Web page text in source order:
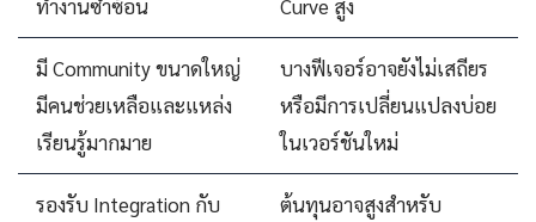
ทำงานซ้ำซ้อน
Curve สูง
มี Community ขนาดใหญ่
มีคนช่วยเหลือและแหล่ง
เรียนรู้มากมาย
บางฟีเจอร์อาจยังไม่เสถียร
หรือมีการเปลี่ยนแปลงบ่อย
ในเวอร์ชันใหม่
รองรับ Integration กับ
ต้นทุนอาจสูงสำหรับ